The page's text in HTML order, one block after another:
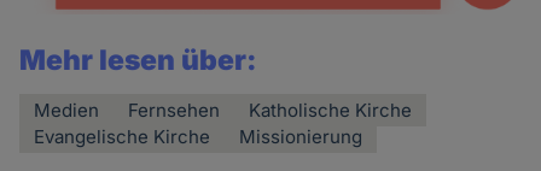
Mehr lesen über:
Medien Fernsehen
Katholische Kirche
Evangelische Kirche
Missionierung